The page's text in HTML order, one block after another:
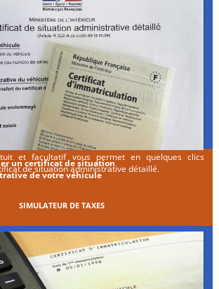
et facultatif vous permet en quelques clics
de situation administrative détaillé.
un certificat de situation
de votre véhicule
SIMULATEUR DE TAXES